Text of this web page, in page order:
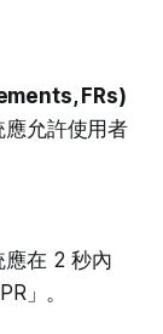
FRs)
允許使用者
應在 2 秒內
」。